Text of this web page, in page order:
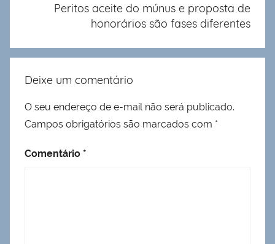
Peritos aceite do múnus e proposta de
honorários são fases diferentes
Deixe um comentário
O seu endereço de e-mail não será publicado.
Campos obrigatórios são marcados com *
Comentário *